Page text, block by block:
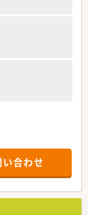
大きく成長できる
サークル活動制度
仲間と交流ができ
ライフワークバラ
を発揮でき、心か
ップが可能≫
行いながらも日々
修によって継続的
度あり！
め、
い合わせ